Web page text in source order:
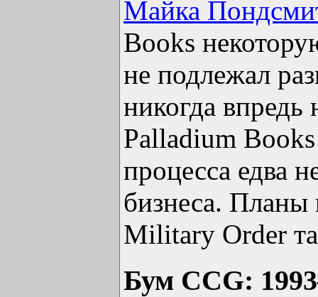
Майка
Books
не подлежал
никогда
Palladium
процесса едва
бизнеса.
Military Order
Бум CCG: